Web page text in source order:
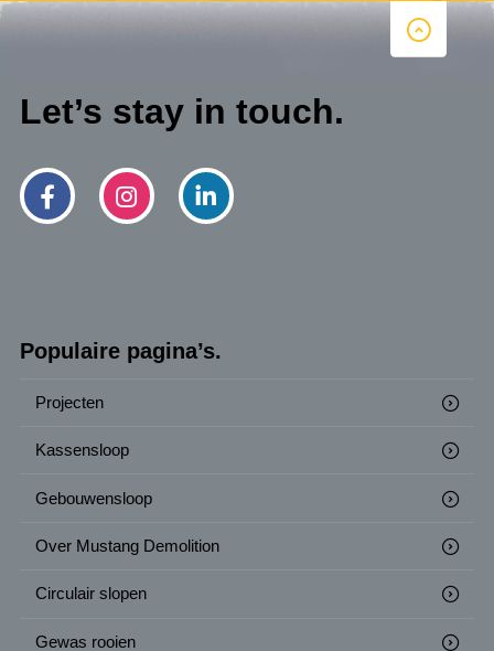
Let’s stay in touch.
Populaire pagina’s.
Projecten
Kassensloop
Gebouwensloop
Over Mustang Demolition
Circulair slopen
Gewas rooien